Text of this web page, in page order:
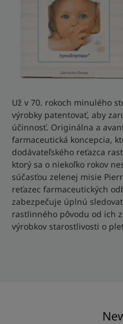
Už v 70. rokoch minulého
výrobky patentovať, aby
účinnosť. Originálna a
farmaceutická koncepcia,
dodávateľského reťazca
ktorý sa o niekoľko rokov
súčasťou zelenej misie
reťazec farmaceutických
zabezpečuje úplnú
rastlinného pôvodu od ich
výrobkov starostlivosti o